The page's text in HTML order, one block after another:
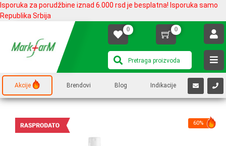
Isporuka za porudžbine iznad 6.000 rsd je besplatna! Isporuka samo
Republika Srbija
0 0
Akcije Brendovi Blog Indikacije
60%